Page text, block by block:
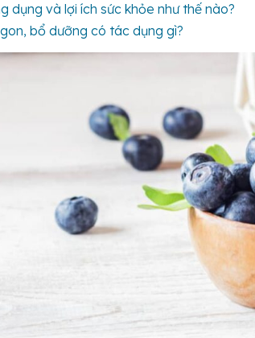
dụng và lợi ích sức khỏe như thế nào?
bổ dưỡng có tác dụng gì?